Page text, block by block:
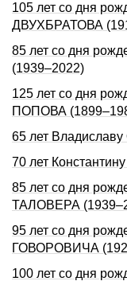
105 лет со дня
ДВУХБРАТОВА
85 лет со дня
(1939–2022)
125 лет со дня
ПОПОВА
65 лет
70 лет
85 лет со дня
ТАЛОВЕРА
95 лет со дня
ГОВОРОВИЧА
100 лет со дня